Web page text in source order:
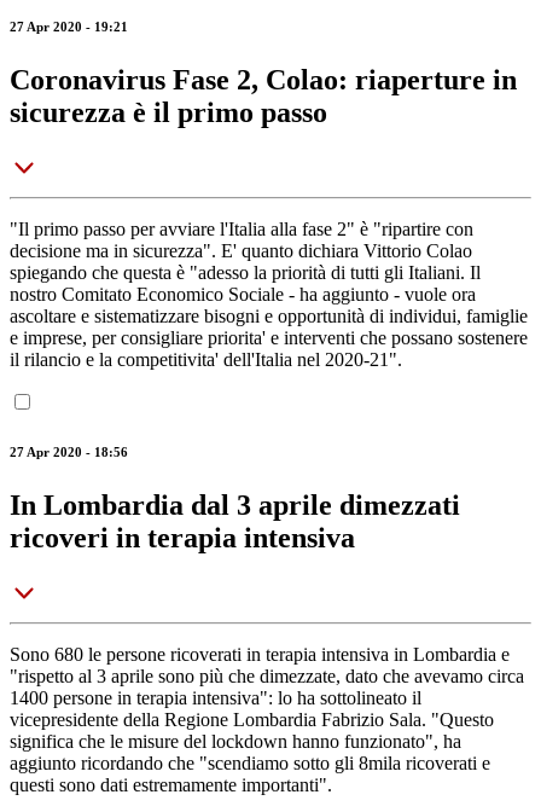
27 Apr 2020 - 19:21
Coronavirus Fase 2, Colao: riaperture in
sicurezza è il primo passo
"Il primo passo per avviare l'Italia alla fase 2" è "ripartire con
decisione ma in sicurezza". E' quanto dichiara Vittorio Colao
spiegando che questa è "adesso la priorità di tutti gli Italiani. Il
nostro Comitato Economico Sociale - ha aggiunto - vuole ora
ascoltare e sistematizzare bisogni e opportunità di individui, famiglie
e imprese, per consigliare priorita' e interventi che possano sostenere
il rilancio e la competitivita' dell'Italia nel 2020-21".
27 Apr 2020 - 18:56
In Lombardia dal 3 aprile dimezzati
ricoveri in terapia intensiva
Sono 680 le persone ricoverati in terapia intensiva in Lombardia e
"rispetto al 3 aprile sono più che dimezzate, dato che avevamo circa
1400 persone in terapia intensiva": lo ha sottolineato il
vicepresidente della Regione Lombardia Fabrizio Sala. "Questo
significa che le misure del lockdown hanno funzionato", ha
aggiunto ricordando che "scendiamo sotto gli 8mila ricoverati e
questi sono dati estremamente importanti".